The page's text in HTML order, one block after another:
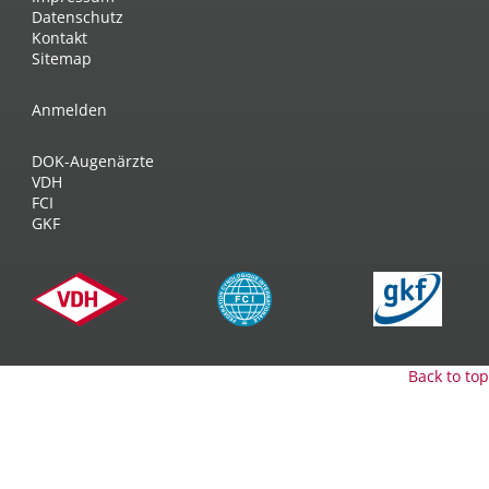
Datenschutz
Kontakt
Sitemap
Anmelden
DOK-Augenärzte
VDH
FCI
GKF
Back to top